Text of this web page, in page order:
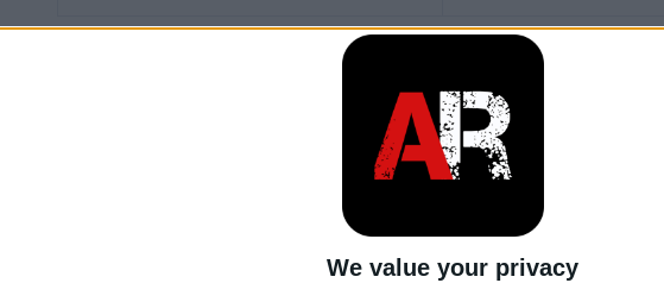
We value your privacy
Motor y transmisión
Delantero, Longitudinal
8-speed automático